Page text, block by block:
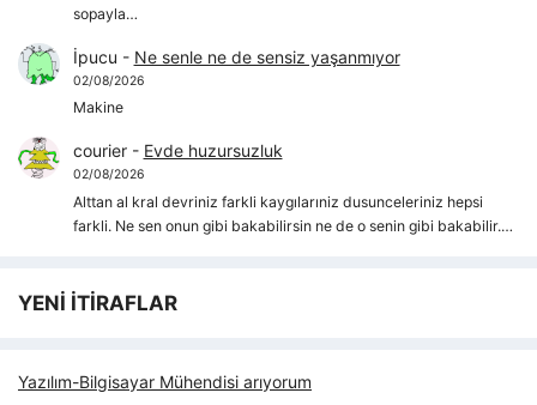
sopayla…
İpucu - Ne senle ne de sensiz yaşanmıyor
02/08/2026
Makine
courier- Evde huzursuzluk
02/08/2026
Alttan al kral devriniz farkli kaygılarıniz dusunceleriniz hepsi
farkli. Ne sen onun gibi bakabilirsin ne de o senin gibi bakabilir.…
YENİ İTİRAFLAR
Yazılım-Bilgisayar Mühendisi arıyorum